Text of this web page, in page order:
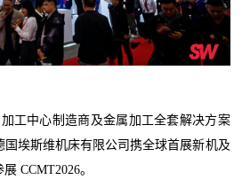
工中心制造商及金属加工全套解决方案
埃斯维机床有限公司携全球首展新机及
CCMT2026。